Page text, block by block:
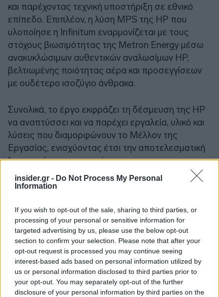
insider.gr - Do Not Process My Personal
Information
If you wish to opt-out of the sale, sharing to third parties, or
processing of your personal or sensitive information for
targeted advertising by us, please use the below opt-out
section to confirm your selection. Please note that after your
opt-out request is processed you may continue seeing
interest-based ads based on personal information utilized by
us or personal information disclosed to third parties prior to
your opt-out. You may separately opt-out of the further
disclosure of your personal information by third parties on the
και παρέχοντας τεχνική υποστήριξη σε εθνικό
επίπεδο. Επιπλέον, η λύση MPS της HP που
υλοποίησε η Infinitum εναρμονίζεται με τους
στόχους βιωσιμότητας της Metron Energy μέσω
ανακυκλώσιμων αυθεντικών αναλωσίμων HP,
βελτιωμένης ποιότητας αέρα και προσεγγίσεων
με ουδέτερο ισοζύγιο άνθρακα.
Συνολικά, το έργο εκφράζει τη δέσμευση της HP
να αναπτύσσει και να παρέχει εργαλεία, υλικό και
λύσεις που διαμορφώνουν το Μέλλον της
Εργασίας, ενισχύοντας έτσι την αποτελεσματική
λειτουργία των επιχειρήσεων.
Ακολουθήστε το
Διαβάζονται αυτή τη στιγμή
Μεταβιβάσεις ακινήτων: Στο σκάνερ χιλιάδες
συμβόλαια του 2025 για το πιστοποιητικό
ΕΝΦΙΑ